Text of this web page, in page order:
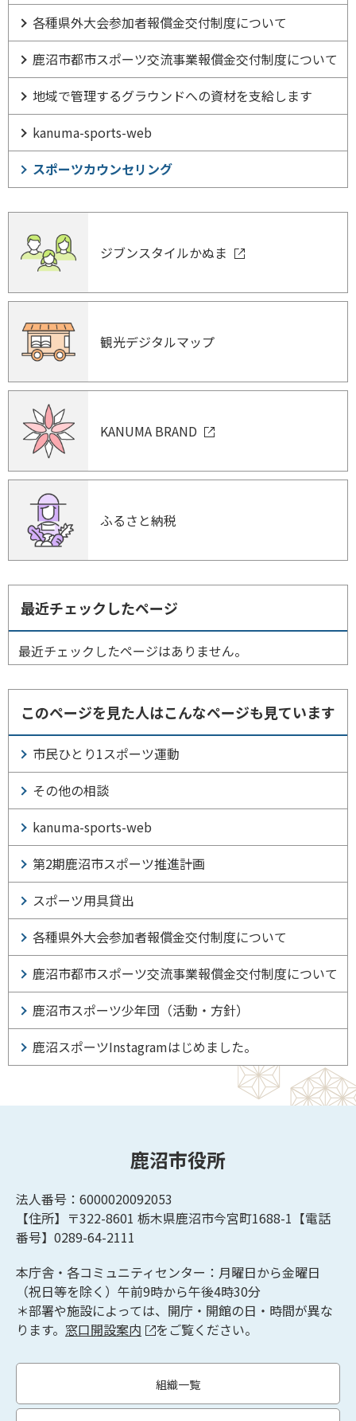
各種県外大会参加者報償金交付制度について
鹿沼市都市スポーツ交流事業報償金交付制度について
地域で管理するグラウンドへの資材を支給します
kanuma-sports-web
スポーツカウンセリング
ジブンスタイルかぬま
観光デジタルマップ
KANUMA BRAND
ふるさと納税
最近チェックしたページ
最近チェックしたページはありません。
このページを見た人はこんなページも見ています
市民ひとり1スポーツ運動
その他の相談
kanuma-sports-web
第2期鹿沼市スポーツ推進計画
スポーツ用具貸出
各種県外大会参加者報償金交付制度について
鹿沼市都市スポーツ交流事業報償金交付制度について
鹿沼市スポーツ少年団（活動・方針）
鹿沼スポーツInstagramはじめました。
鹿沼市役所
法人番号：6000020092053
【住所】〒322-8601 栃木県鹿沼市今宮町1688-1【電話
番号】0289-64-2111
本庁舎・各コミュニティセンター：月曜日から金曜日
（祝日等を除く）午前9時から午後4時30分
＊部署や施設によっては、開庁・開館の日・時間が異な
ります。 窓口開設案内 をご覧ください。
組織一覧